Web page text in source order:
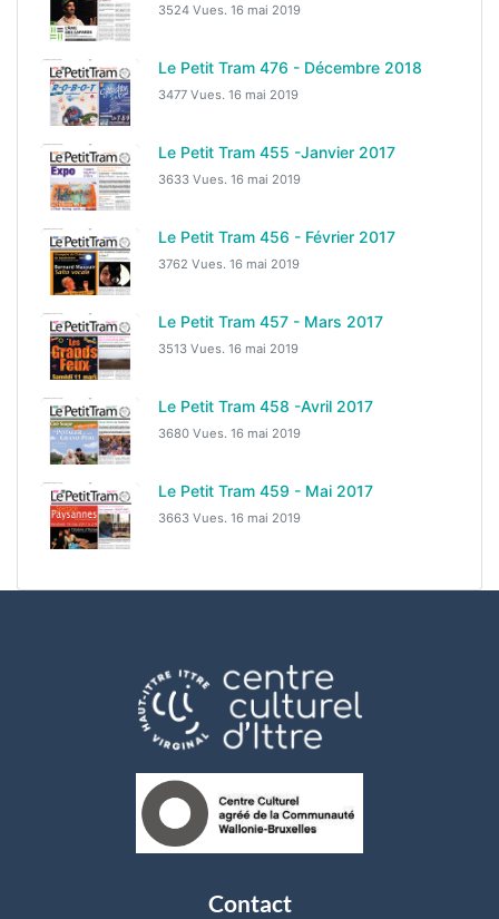
3524 Vues. 16 mai 2019
Le Petit Tram 476 - Décembre 2018
3477 Vues. 16 mai 2019
Le Petit Tram 455 -Janvier 2017
3633 Vues. 16 mai 2019
Le Petit Tram 456 - Février 2017
3762 Vues. 16 mai 2019
Le Petit Tram 457 - Mars 2017
3513 Vues. 16 mai 2019
Le Petit Tram 458 -Avril 2017
3680 Vues. 16 mai 2019
Le Petit Tram 459 - Mai 2017
3663 Vues. 16 mai 2019
Contact